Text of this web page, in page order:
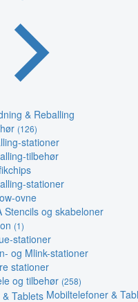
& Reballing
(126)
stationer
tilbehør
stationer
ovne
Stencils og skabeloner
(1)
stationer
og Mlink-stationer
stationer
og tilbehør (258)
Mobiltelefoner &